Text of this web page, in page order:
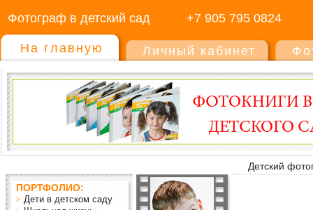
Фотограф в детский сад +7 905 795 0824
На главную Личный кабинет
Детский
ПОРТФОЛИО:
Дети в детском саду